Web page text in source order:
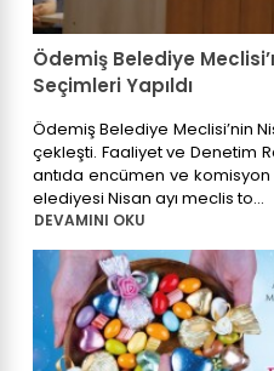
Ödemiş Belediye
Seçimleri Yapıldı
Ödemiş Belediye Meclisi’nin
çekleşti. Faaliyet ve Denetim
antıda encümen ve komisyon
elediyesi Nisan ayı meclis to...
DEVAMINI OKU